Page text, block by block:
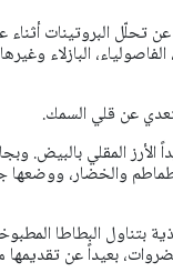
تحلّل البروتينات أثناء
البازلاء
عن قلي السمك.
الأرز المقلي بالبيض.
والخضار، ووضعها
بتناول البطاطا
بعيداً عن تقديمها